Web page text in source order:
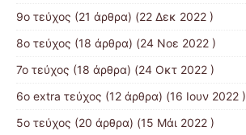
9ο τεύχος (21 άρθρα) (22 Δεκ 2022 )
8ο τεύχος (18 άρθρα) (24 Νοε 2022 )
7ο τεύχος (18 άρθρα) (24 Οκτ 2022 )
6ο extra τεύχος (12 άρθρα) (16 Ιουν 2022 )
5ο τεύχος (20 άρθρα) (15 Μάι 2022 )